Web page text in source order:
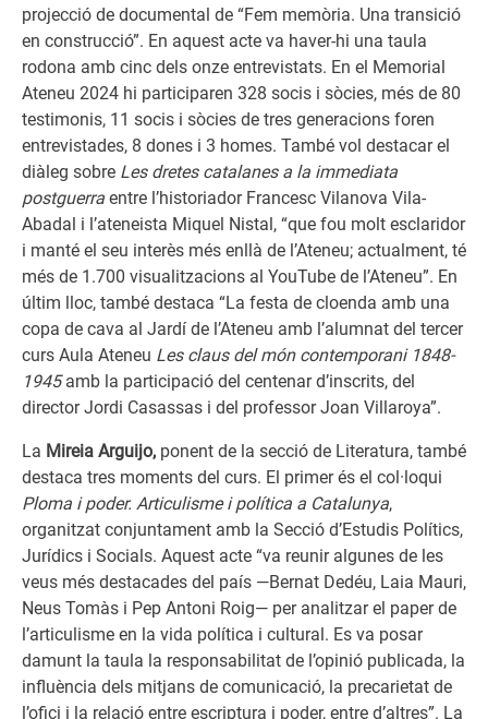
projecció de documental de “Fem memòria. Una transició
en construcció”. En aquest acte va haver-hi una taula
rodona amb cinc dels onze entrevistats. En el Memorial
Ateneu 2024 hi participaren 328 socis i sòcies, més de 80
testimonis, 11 socis i sòcies de tres generacions foren
entrevistades, 8 dones i 3 homes. També vol destacar el
diàleg sobre Les dretes catalanes a la immediata
postguerra entre l’historiador Francesc Vilanova Vila-
Abadal i l’ateneista Miquel Nistal, “que fou molt esclaridor
i manté el seu interès més enllà de l’Ateneu; actualment, té
més de 1.700 visualitzacions al YouTube de l’Ateneu”. En
últim lloc, també destaca “La festa de cloenda amb una
copa de cava al Jardí de l’Ateneu amb l’alumnat del tercer
curs Aula Ateneu Les claus del món contemporani 1848-
1945amb la participació del centenar d’inscrits, del
director Jordi Casassas i del professor Joan Villaroya”.
La Mireia Arguijo, ponent de la secció de Literatura, també
destaca tres moments del curs. El primer és el col·loqui
Ploma i poder. Articulisme i política a Catalunya,
organitzat conjuntament amb la Secció d’Estudis Polítics,
Jurídics i Socials. Aquest acte “va reunir algunes de les
veus més destacades del país —Bernat Dedéu, Laia Mauri,
Neus Tomàs i Pep Antoni Roig— per analitzar el paper de
l’articulisme en la vida política i cultural. Es va posar
damunt la taula la responsabilitat de l’opinió publicada, la
influència dels mitjans de comunicació, la precarietat de
l’ofici i la relació entre escriptura i poder, entre d’altres”. La